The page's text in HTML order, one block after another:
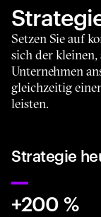
Setzen Sie auf
sich der
Unternehmen
gleichzeitig
leisten.
Strategie
+200 %